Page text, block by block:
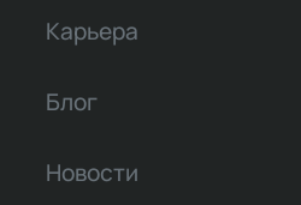
Карьера
Блог
Новости